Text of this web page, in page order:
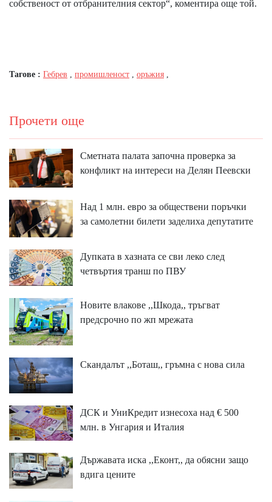
собственост от отбранителния сектор“, коментира още той.
Тагове : Гебрев промишленост оръжия
Прочети още
Сметната палата започна проверка за
конфликт на интереси на Делян Пеевски
Над 1 млн. евро за обществени поръчки
за самолетни билети заделиха депутатите
Дупката в хазната се сви леко след
четвъртия транш по ПВУ
Новите влакове ,,Шкода,, тръгват
предсрочно по жп мрежата
Скандалът ,,Боташ,, гръмна с нова сила
ДСК и УниКредит изнесоха над € 500
млн. в Унгария и Италия
Държавата иска ,,Еконт,, да обясни защо
вдига цените